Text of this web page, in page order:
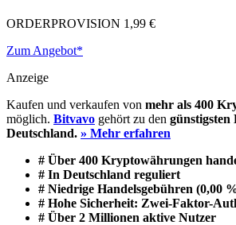
ORDERPROVISION 1,99 €
Zum Angebot*
Anzeige
Kaufen und verkaufen von mehr als 400
möglich. Bitvavo gehört zu den
Deutschland. » Mehr erfahren
# Über 400 Kryptowährungen
# In Deutschland reguliert
# Niedrige Handelsgebühren (0,00
# Hohe Sicherheit: Zwei-Faktor-
# Über 2 Millionen aktive Nutzer